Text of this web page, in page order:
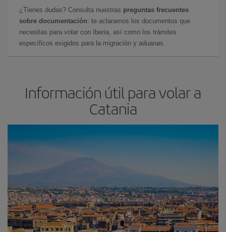
¿Tienes dudas? Consulta nuestras preguntas frecuentes
sobre documentación: te aclaramos los documentos que
necesitas para volar con Iberia, así como los trámites
específicos exigidos para la migración y aduanas.
Información útil para volar a
Catania